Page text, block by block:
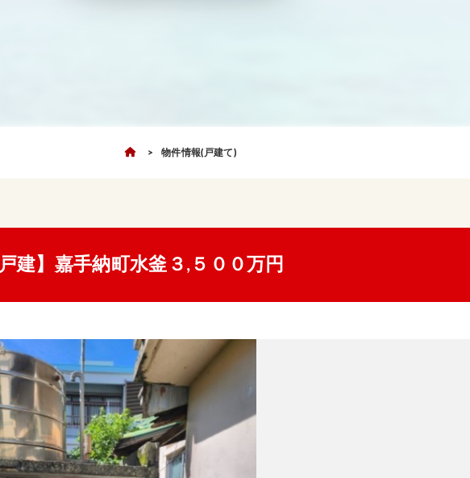
物件情報(戸建て)
建】嘉手納町水釜３,５００万円